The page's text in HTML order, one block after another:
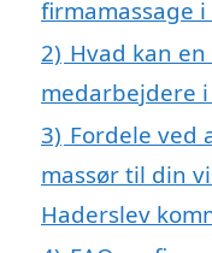
firmamassage
2) Hvad kan
medarbejdere i
3) Fordele ved
massør til din
Haderslev